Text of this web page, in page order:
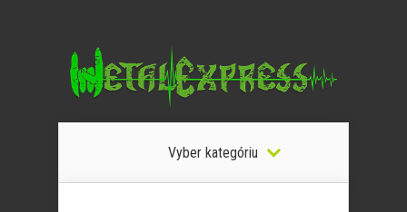
Vyber kategóriu